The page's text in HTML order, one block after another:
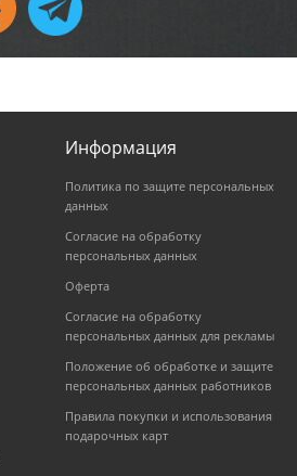
Информация
Политика по защите персональных
данных
Согласие на обработку
персональных данных
Оферта
Согласие на обработку
персональных данных для рекламы
Положение об обработке и защите
персональных данных работников
Правила покупки и использования
подарочных карт